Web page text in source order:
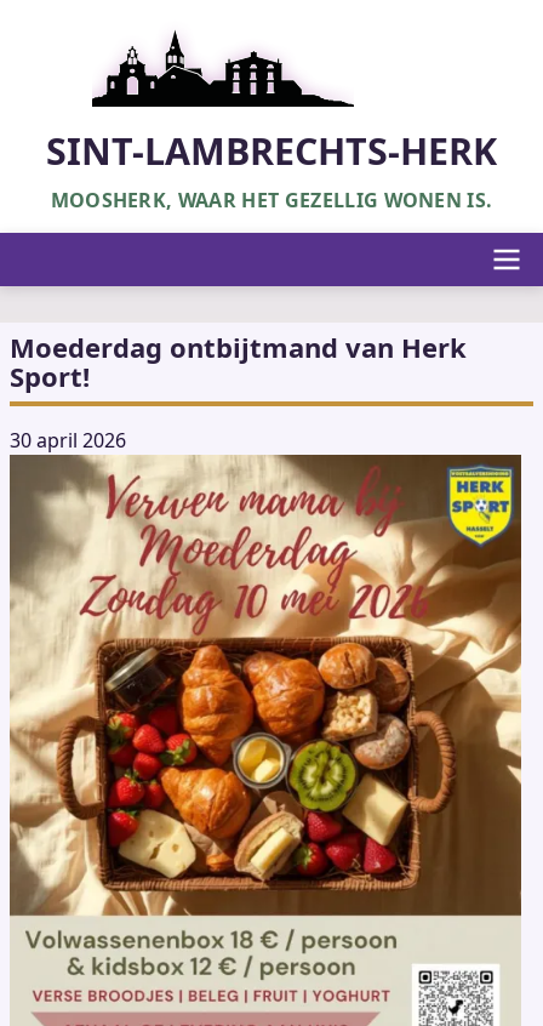
SINT-LAMBRECHTS-HERK
MOOSHERK, WAAR HET GEZELLIG WONEN IS.
Moederdag ontbijtmand van Herk
Sport!
30 april 2026